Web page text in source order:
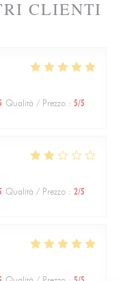
CLIENTI
Qualità / Prezzo : 5/5
Qualità / Prezzo : 2/5